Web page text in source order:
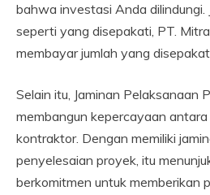
bahwa investasi Anda dilindungi.
seperti yang disepakati, PT.
membayar jumlah yang
Selain itu, Jaminan Pelaksanaan
membangun kepercayaan
kontraktor. Dengan memiliki
penyelesaian proyek, itu
berkomitmen untuk memberikan